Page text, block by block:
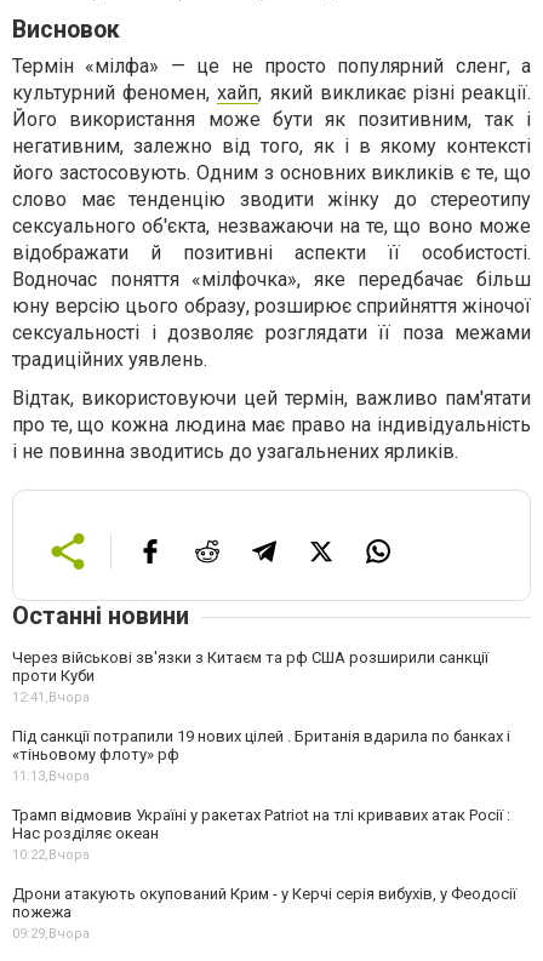
Висновок
Термін «мілфа» — це не просто популярний сленг, а
культурний феномен,хайп, який викликає різні реакції.
Його використання може бути як позитивним, так і
негативним, залежно від того, як і в якому контексті
його застосовують. Одним з основних викликів є те, що
слово має тенденцію зводити жінку до стереотипу
сексуального об'єкта, незважаючи на те, що воно може
відображати й позитивні аспекти її особистості.
Водночас поняття «мілфочка», яке передбачає більш
юну версію цього образу, розширює сприйняття жіночої
сексуальності і дозволяє розглядати її поза межами
традиційних уявлень.
Відтак, використовуючи цей термін, важливо пам'ятати
про те, що кожна людина має право на індивідуальність
і не повинна зводитись до узагальнених ярликів.
Останні новини
Через військові зв'язки з Китаєм та рф США розширили санкції
проти Куби
12:41,Вчора
Під санкції потрапили 19 нових цілей . Британія вдарила по банках і
«тіньовому флоту» рф
11:13,Вчора
Трамп відмовив Україні у ракетах Patriot на тлі кривавих атак Росії :
Нас розділяє океан
10:22,Вчора
Дрони атакують окупований Крим - у Керчі серія вибухів, у Феодосії
пожежа
09:29,Вчора